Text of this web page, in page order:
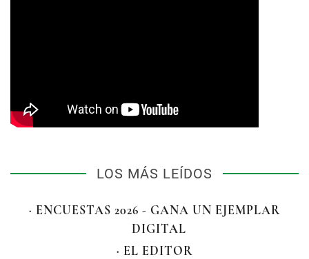
LOS MÁS LEÍDOS
· ENCUESTAS 2026 - GANA UN EJEMPLAR
DIGITAL
· EL EDITOR